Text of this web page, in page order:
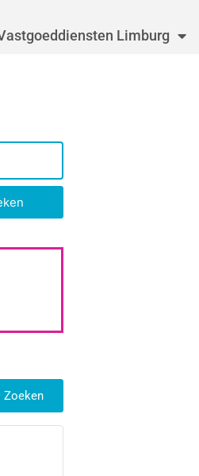
Limburg
Zoeken